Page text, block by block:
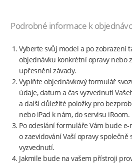
Podrobné informace k
Vyberte svůj model a po zobrazení
objednávku konkrétní opravy nebo
upřesnění závady.
Vyplňte objednávkový formulář
údaje, datum a čas vyzvednutí
a další důležité položky pro
nebo iPad k nám, do servisu iRoom.
Po odeslání formuláře Vám bude
o zaevidování Vaší opravy společně
vyzvednutí.
Jakmile bude na vašem přístroji